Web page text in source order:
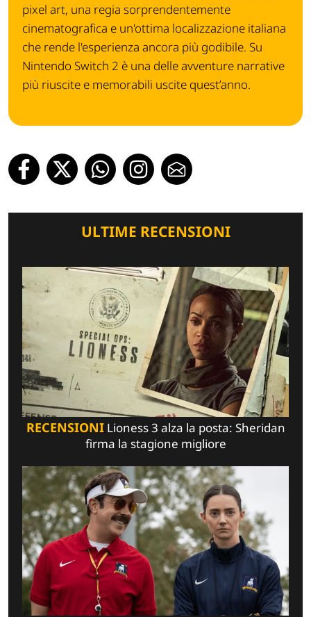
pixel art, una regia sorprendentemente
cinematografica e un'ottima localizzazione italiana
che rende l'esperienza ancora più godibile. Su
Nintendo Switch 2 è una delle avventure narrative
più riuscite e memorabili uscite quest’anno.
ULTIME RECENSIONI
RECENSIONILioness 3 alza la posta: Sheridan
firma la stagione migliore